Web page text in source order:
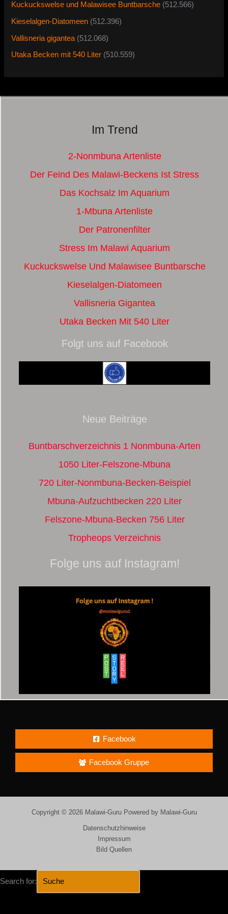
Kuckuckswelse und Malawisee Buntbarsche (512.566)
Kieselalgen-Diatomeen (512.396)
Vallisneria gigantea (512.068)
Utaka Becken mit 540 Liter (510.559)
Im Trend
2-Nonmbuna Artenliste
Der Feind Des Malawi-Beckens Ist Stress
Das Kochsalz Im Aquarium
1-Mbuna Artenliste
Der Patronenfilter
Stress Im Malawi Aquarium
Kuckuckswelse Und Malawisee Buntbarsche
Kieselalgen-Diatomeen
Vallisneria Gigantea
Utaka Becken Mit 540 Liter
Folgt uns auf Facebook
Neue Beiträge
Buntbarschverzeichnis 1 Nonmbuna-Arten
1050 Liter-Felszone-Mbuna
720 Liter-Nonmbuna-Becken-Beispiel
Mbuna-Aufzuchtbecken 220 Liter
Felszone-Mbuna-Becken 756 Liter
Tropheops Verzeichnis
Folge uns auf Instagram!
Facebook
Facebook Gruppe
Copyright © 2026 Malawi-Guru Powered by Malawi-Guru
Datenschutzhinweise
Impressum
Bild Quellen
Search for: